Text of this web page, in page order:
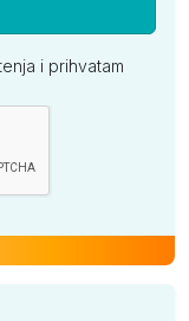
i prihvatam